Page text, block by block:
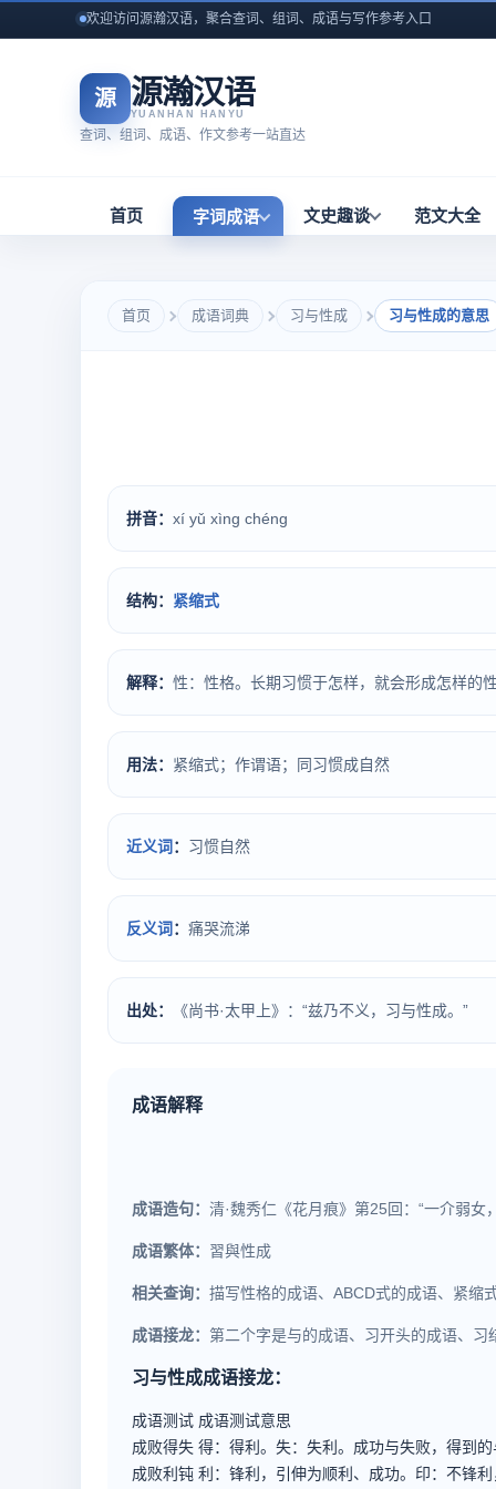
欢迎访问源瀚汉语，聚合查词、组词、成语与写作参考入口
源 源瀚汉语
YUANHAN HANYU
查词、组词、成语、作文参考一站直达
首页 字词成语 文史趣谈 范文大全
首页 成语词典 习与性成 习与性成的意思
拼音： xí yǔ xìng chéng
结构： 紧缩式
解释： 性：性格。长期习惯于怎样，就会形成怎样的
用法： 紧缩式；作谓语；同习惯成自然
近义词 ： 习惯自然
反义词 ： 痛哭流涕
出处： 《尚书·太甲上》：“兹乃不义，习与性成。”
成语解释
成语造句： 清·魏秀仁《花月痕》第25回：“一介弱
成语繁体： 習與性成
相关查询： 描写性格的成语、ABCD式的成语、紧缩
成语接龙： 第二个字是与的成语、习开头的成语、
习与性成成语接龙：
成语测试 成语测试意思
成败得失 得：得利。失：失利。成功与失败，得到
成败利钝 利：锋利，引伸为顺利、成功。印：不锋